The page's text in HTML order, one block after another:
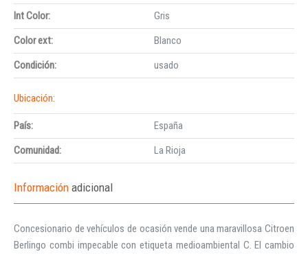
Int Color:
Gris
Color ext:
Blanco
Condición:
usado
Ubicación:
País:
España
Comunidad:
La Rioja
Información adicional
Concesionario de vehículos de ocasión vende una maravillosa Citroen
Berlingo combi impecable con etiqueta medioambiental C. El cambio